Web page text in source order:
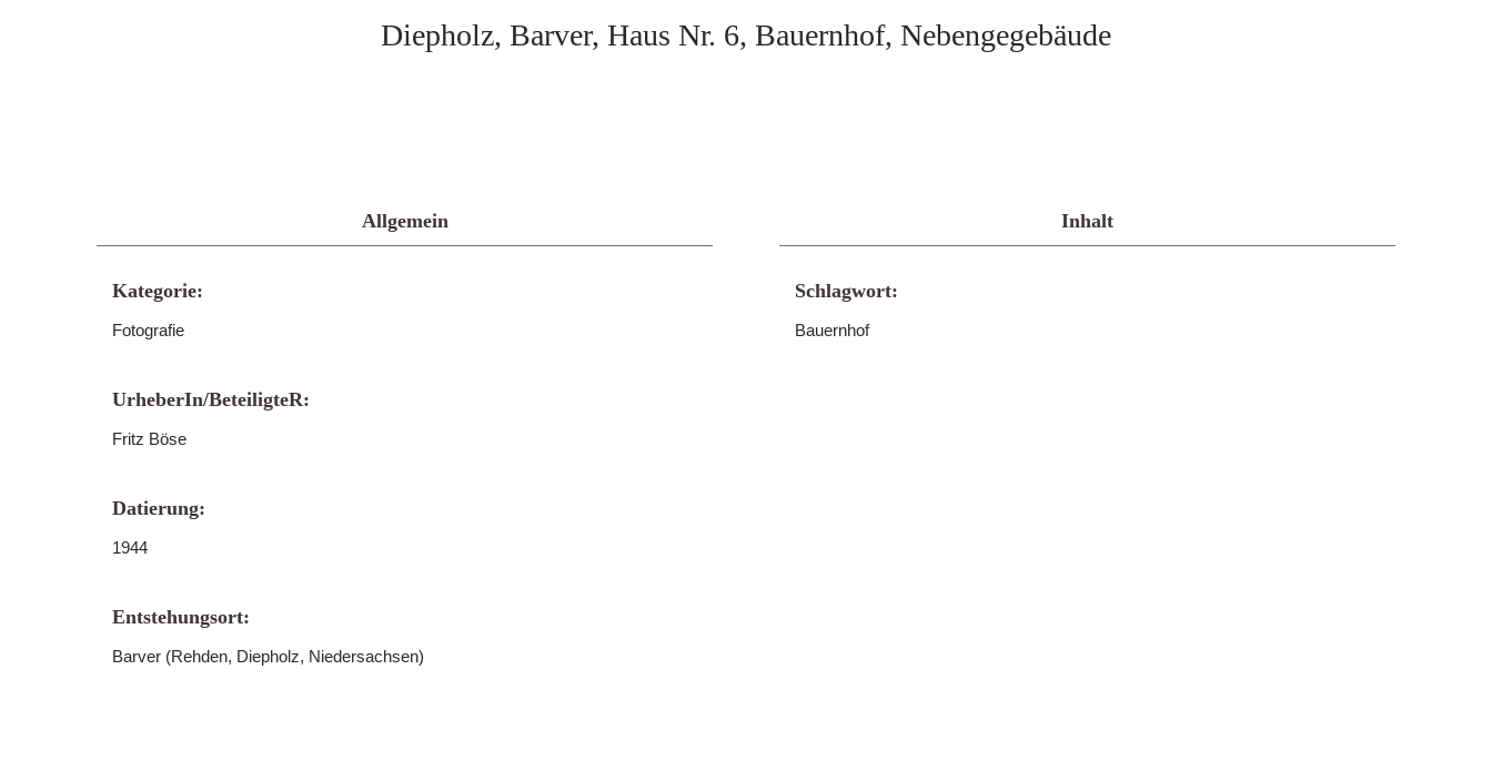
Diepholz, Barver, Haus Nr. 6, Bauernhof, Nebengegebäude
Allgemein
Kategorie:
Fotografie
UrheberIn/BeteiligteR:
Fritz Böse
Datierung:
1944
Entstehungsort:
Barver (Rehden, Diepholz, Niedersachsen)
Inhalt
Schlagwort:
Bauernhof